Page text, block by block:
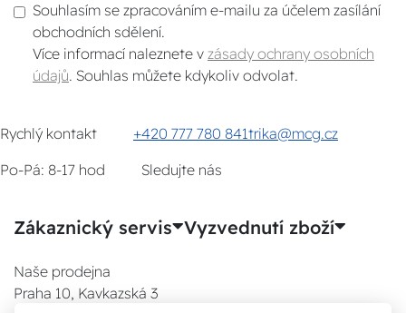
Souhlasím se zpracováním e-mailu za účelem zasílání
obchodních sdělení.
Více informací naleznete v zásady ochrany osobních
údajů . Souhlas můžete kdykoliv odvolat.
Rychlý kontakt +420 777 780 841trika@mcg.cz
Po-Pá: 8-17 hod
Sledujte nás
Zákaznický servis Vyzvednutí zboží
Naše prodejna
Praha 10, Kavkazská 3